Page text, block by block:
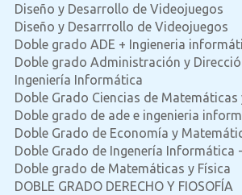
Diseño y Desarrollo de Videojuegos
Diseño y Desarrrollo de Videojuegos
Doble grado ADE + Ingieneria
Doble grado Administración y
Ingeniería Informática
Doble Grado Ciencias de Matemáticas
Doble grado de ade e ingenieria
Doble Grado de Economía y
Doble Grado de Ingenería Informática
Doble grado de Matemáticas y Física
DOBLE GRADO DERECHO Y FIOSOFÍA